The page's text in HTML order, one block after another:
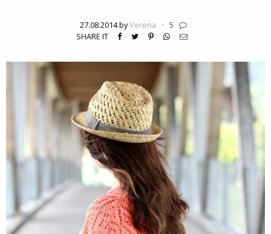
27.08.2014 byVerena · 5
SHARE IT